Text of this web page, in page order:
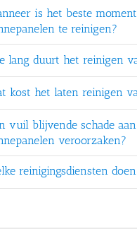
is het beste
te reinigen?
lang duurt het reinigen
kost het laten reinigen
vuil blijvende schade
veroorzaken?
reinigingsdiensten